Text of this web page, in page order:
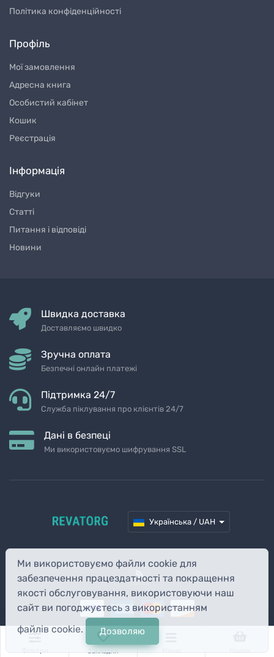
Політика конфіденційності
Профіль
Мої замовлення
Адресна книга
Особистий кабінет
Кошик
Реєстрація
Інформація
Відгуки
Статті
Питання і відповіді
Новини
Швидка доставка
Доставляємо швидко
Зручна оплата
Безпечні онлайн платежі
Підтримка 24/7
Служба піклування про клієнтів 24/7
Дані в безпеці
Ми використовуємо шифрування SSL
Українська / UAH
© 2026 REVATORG
Ми використовуємо файли cookie для
забезпечення працездатності та покращення
якості обслуговування, використовуючи наш
сайт ви погоджуєтесь з використанням
файлів cookie.
Дозволяю
Фільтри Закладки Меню Кошик